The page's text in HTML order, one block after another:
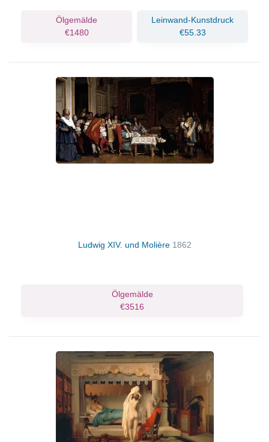
Ölgemälde
€1480
Leinwand-Kunstdruck
€55.33
Ludwig XIV. und Molière 1862
Ölgemälde
€3516